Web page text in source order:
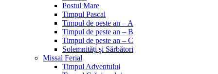
Postul Mare
Timpul Pascal
Timpul de peste an – A
Timpul de peste an – B
Timpul de peste an – C
Solemnități și Sărbători
Missal Ferial
Timpul Adventului